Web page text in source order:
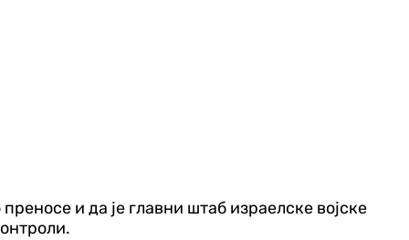
и да је главни штаб израелске војске